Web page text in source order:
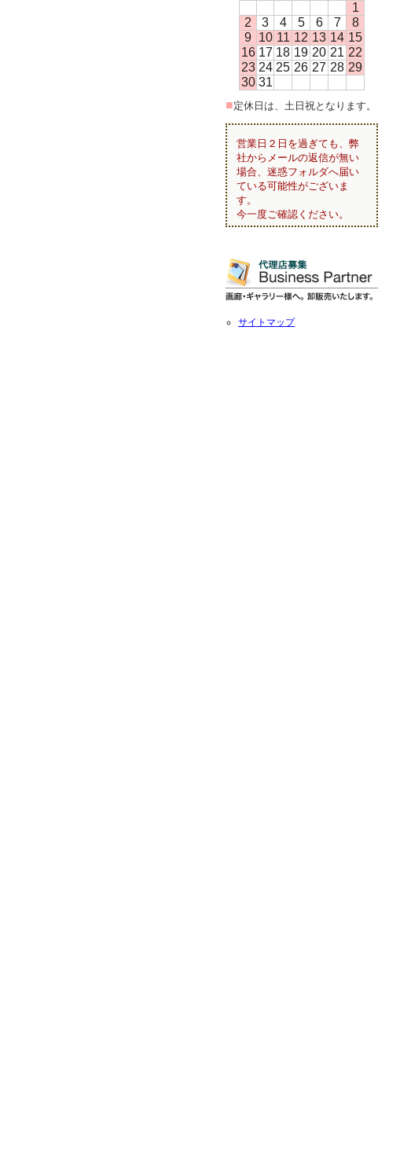
1
2
3 4 5 6 7
8
9 10 11 12 13 14 15
16 17 18 19 20 21 22
23 24 25 26 27 28 29
30 31
■定休日は、土日祝となります。
営業日２日を過ぎても、弊
社からメールの返信が無い
場合、迷惑フォルダへ届い
ている可能性がございま
す。
今一度ご確認ください。
サイトマップ